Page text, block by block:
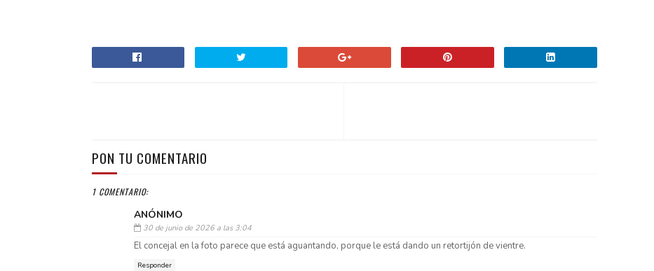
PON TU COMENTARIO
1 COMENTARIO:
ANÓNIMO
30 de junio de 2026 a las 3:04
El concejal en la foto parece que está aguantando, porque le está dando un retortijón de vientre.
Responder